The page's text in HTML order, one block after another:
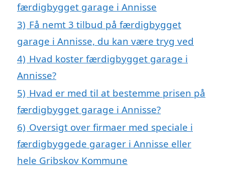
færdigbygget garage i Annisse
3) Få nemt 3 tilbud på færdigbygget
garage i Annisse, du kan være tryg ved
4) Hvad koster færdigbygget garage i
Annisse?
5) Hvad er med til at bestemme prisen på
færdigbygget garage i Annisse?
6) Oversigt over firmaer med speciale i
færdigbyggede garager i Annisse eller
hele Gribskov Kommune